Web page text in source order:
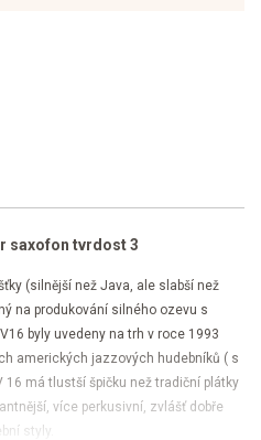
saxofon tvrdost 3
(silnější než Java, ale slabší než
na produkování silného ozevu s
byly uvedeny na trh v roce 1993
amerických jazzových hudebníků ( s
16 má tlustší špičku než tradiční plátky
více perkusivní, zvlášť dobře
styly.